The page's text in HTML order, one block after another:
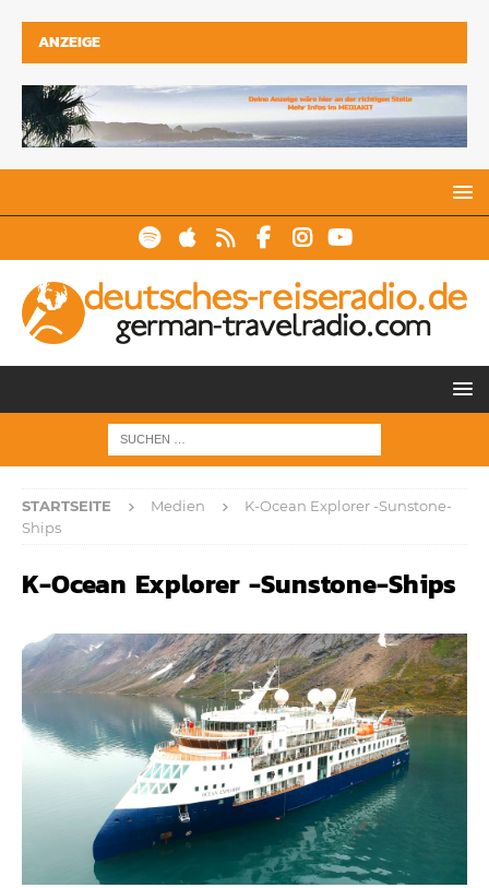
ANZEIGE
STARTSEITE Medien
K-Ocean Explorer -Sunstone-
Ships
K-Ocean Explorer -Sunstone-Ships